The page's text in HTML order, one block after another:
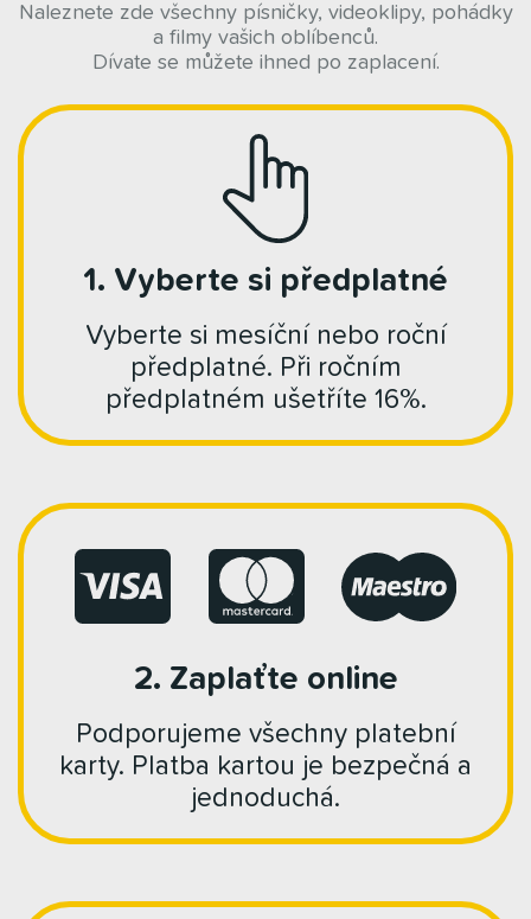
Naleznete zde všechny písničky, videoklipy, pohádky
a filmy vašich oblíbenců.
Dívate se můžete ihned po zaplacení.
1. Vyberte si předplatné
Vyberte si mesíční nebo roční
předplatné. Při ročním
předplatném ušetříte 16%.
2. Zaplaťte online
Podporujeme všechny platební
karty. Platba kartou je bezpečná a
jednoduchá.